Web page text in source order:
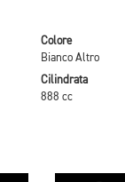
Colore
Bianco Altro
Cilindrata
888 cc